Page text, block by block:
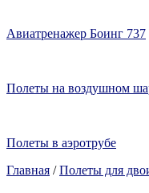
Авиатренажер Боинг 737
Полеты на воздушном
Полеты в аэротрубе
Главная / Полеты для